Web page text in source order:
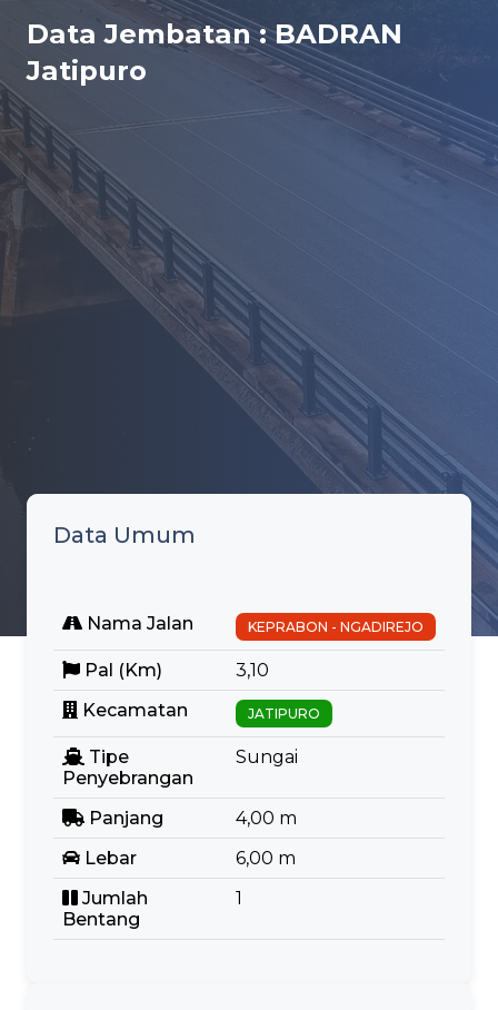
Data Jembatan : BADRAN
Jatipuro
Data Umum
Nama Jalan KEPRABON - NGADIREJO
Pal (Km)
3,10
Kecamatan
JATIPURO
Tipe
Penyebrangan
Sungai
Panjang
4,00 m
Lebar
6,00 m
Jumlah
Bentang
1